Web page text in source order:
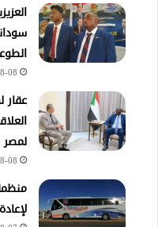
08
عقار
لمصر
08